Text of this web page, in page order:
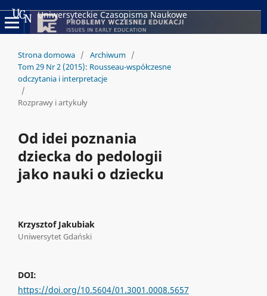
Uniwersyteckie Czasopisma Naukowe
Strona domowa / Archiwum /
Tom 29 Nr 2 (2015): Rousseau-współczesne
odczytania i interpretacje
/
Rozprawy i artykuły
Od idei poznania
dziecka do pedologii
jako nauki o dziecku
Krzysztof Jakubiak
Uniwersytet Gdański
DOI:
https://doi.org/10.5604/01.3001.0008.5657